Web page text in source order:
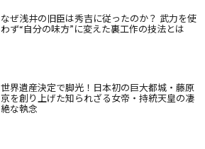
なぜ浅井の旧臣は秀吉に従ったのか？ 武力を使
わず“自分の味方”に変えた裏工作の技法とは
世界遺産決定で脚光！日本初の巨大都城・藤原
京を創り上げた知られざる女帝・持統天皇の凄
絶な執念